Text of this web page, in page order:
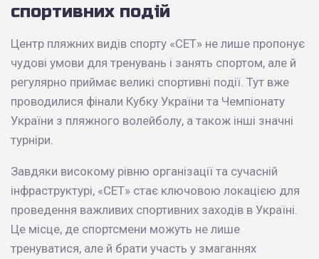
спортивних подій
Центр пляжних видів спорту «СЕТ» не лише пропонує
чудові умови для тренувань і занять спортом, але й
регулярно приймає великі спортивні події. Тут вже
проводилися фінали Кубку України та Чемпіонату
України з пляжного волейболу, а також інші значні
турніри.
Завдяки високому рівню організації та сучасній
інфраструктурі, «СЕТ» стає ключовою локацією для
проведення важливих спортивних заходів в Україні.
Це місце, де спортсмени можуть не лише
тренуватися, але й брати участь у змаганнях